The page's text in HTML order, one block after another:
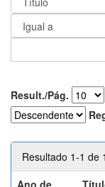
Result./Pág.
Resultado 1-1 de
Ano de